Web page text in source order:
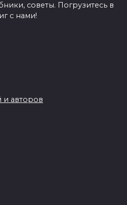
советы. Погрузитесь в
с нами!
и авторов